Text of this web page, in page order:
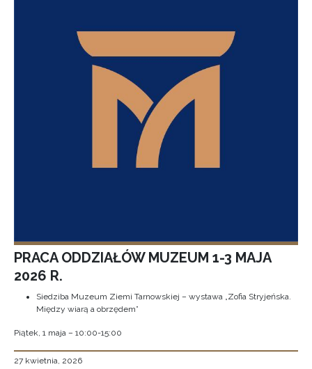
PRACA ODDZIAŁÓW MUZEUM 1-3 MAJA
2026 R.
Siedziba Muzeum Ziemi Tarnowskiej – wystawa „Zofia Stryjeńska.
Między wiarą a obrzędem”
Piątek, 1 maja – 10:00-15:00
27 kwietnia, 2026